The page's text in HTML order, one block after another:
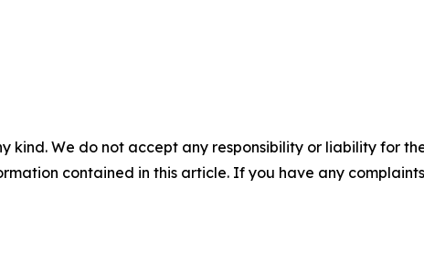
kind. We do not accept any responsibility or liability for
contained in this article. If you have any